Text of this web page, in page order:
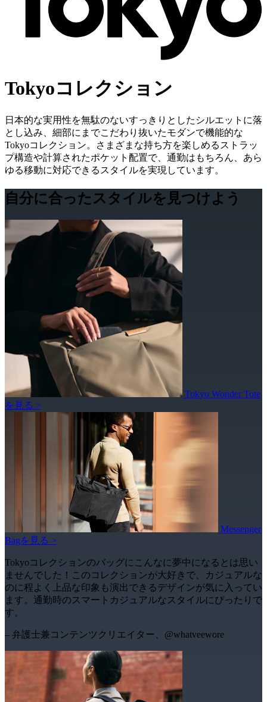
Tokyoコレクション
日本的な実用性を無駄のないすっきりとしたシルエットに落
とし込み、細部にまでこだわり抜いたモダンで機能的な
Tokyoコレクション。さまざまな持ち方を楽しめるストラッ
プ構造や計算されたポケット配置で、通勤はもちろん、あら
ゆる移動に対応できるスタイルを実現しています。
自分に合ったスタイルを見つけよう
Tokyo Wonder Tote
を見る >
Messenger
Bagを見る >
Tokyoコレクションのバッグにこんなに夢中になるとは思い
ませんでした！このコレクションが大好きで、カジュアルな
のに程よく上品な印象も演出できるデザインが気に入ってい
ます。通勤時のスマートカジュアルなスタイルにぴったりで
す。
– 弁護士兼コンテンツクリエイター、@whatveewore